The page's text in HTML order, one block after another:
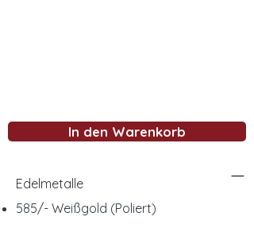
In den Warenkorb
Edelmetalle
585/- Weißgold (Poliert)